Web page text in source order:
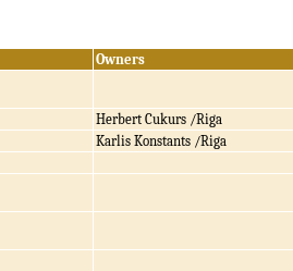
Owners
Herbert Cukurs /Riga
Karlis Konstants /Riga